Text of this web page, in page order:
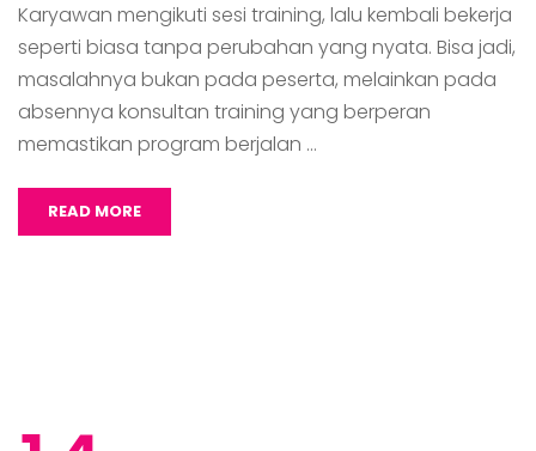
Karyawan mengikuti sesi training, lalu kembali bekerja
seperti biasa tanpa perubahan yang nyata. Bisa jadi,
masalahnya bukan pada peserta, melainkan pada
absennya konsultan training yang berperan
memastikan program berjalan …
READ MORE